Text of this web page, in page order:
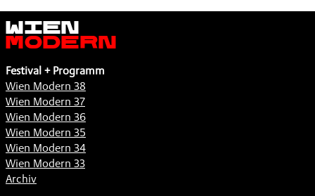
Wien
Modern
Festival + Programm
Wien Modern 38
Wien Modern 37
Wien Modern 36
Wien Modern 35
Wien Modern 34
Wien Modern 33
Archiv